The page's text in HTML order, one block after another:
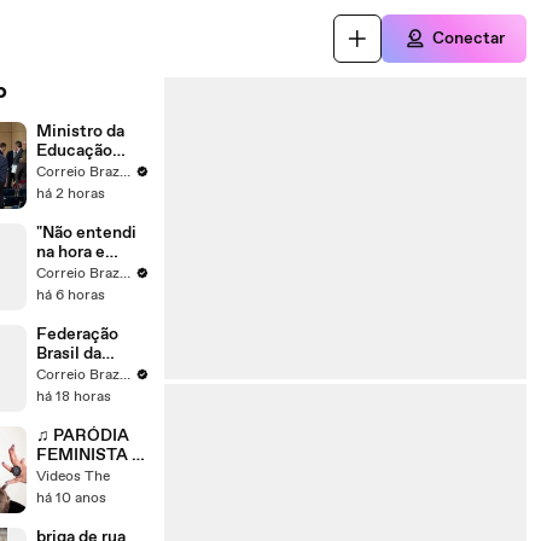
Conectar
Ministro da
Educação
Leonardo
Barchini fala
Correio Braziliense
há 2 horas
"Não entendi
na hora e
aconteceu",
diz homem
esfaquear
criança de 11
anos na
Estrutural
Correio Braziliense
há 6 horas
Federação
Brasil da
Esperança
lança Leandro
disputar o
GDF
Correio Braziliense
há 18 horas
♫ PARÓDIA
FEMINISTA -
MC Biel
'Química'
Barbara
Videos The
há 10 anos